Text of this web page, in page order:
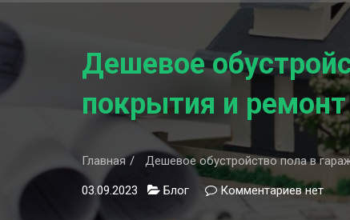
Дешевое
покрытия и ремонт
Главная Дешевое обустройство пола в
03.09.2023 Блог Комментариевк
записи
нет